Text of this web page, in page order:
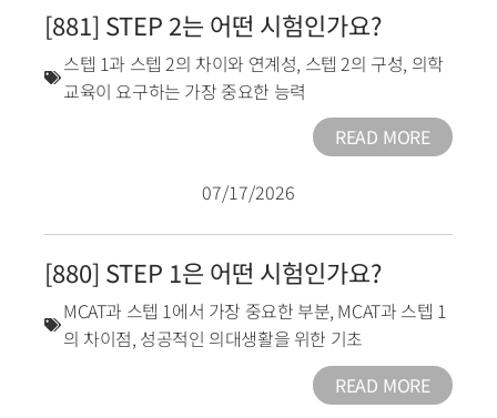
[881] STEP 2는 어떤 시험인가요?
스텝 1과 스텝 2의 차이와 연계성, 스텝 2의 구성, 의학
교육이 요구하는 가장 중요한 능력
READ MORE
07/17/2026
[880] STEP 1은 어떤 시험인가요?
MCAT과 스텝 1에서 가장 중요한 부분, MCAT과 스텝 1
의 차이점, 성공적인 의대생활을 위한 기초
READ MORE